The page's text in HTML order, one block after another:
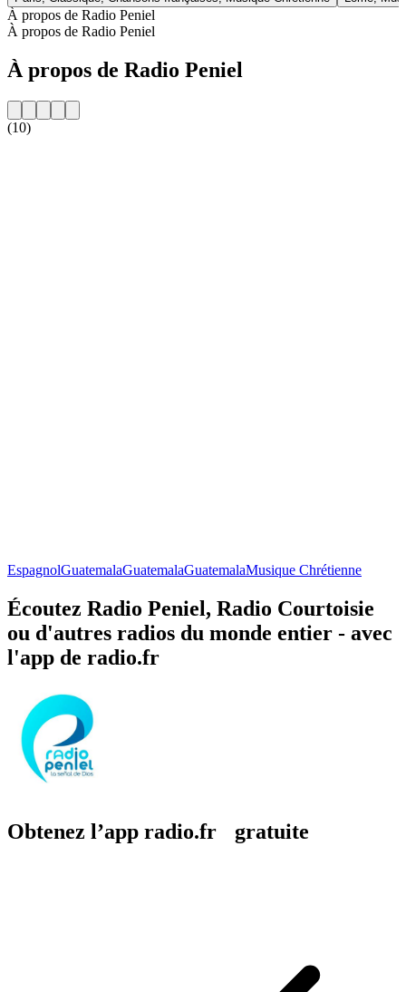
À propos de Radio Peniel
À propos de Radio Peniel
À propos de Radio Peniel
(10)
EspagnolGuatemalaGuatemalaGuatemalaMusique Chrétienne
Écoutez Radio Peniel, Radio Courtoisie
ou d'autres radios du monde entier - avec
l'app de radio.fr
Obtenez l’app radio.fr gratuite